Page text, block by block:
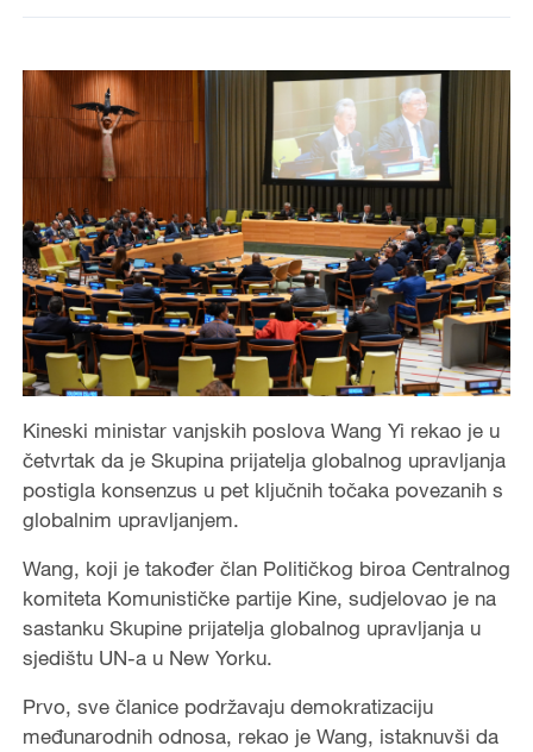
Kineski ministar vanjskih poslova Wang Yi rekao je u
četvrtak da je Skupina prijatelja globalnog upravljanja
postigla konsenzus u pet ključnih točaka povezanih s
globalnim upravljanjem.
Wang, koji je također član Političkog biroa Centralnog
komiteta Komunističke partije Kine, sudjelovao je na
sastanku Skupine prijatelja globalnog upravljanja u
sjedištu UN-a u New Yorku.
Prvo, sve članice podržavaju demokratizaciju
međunarodnih odnosa, rekao je Wang, istaknuvši da